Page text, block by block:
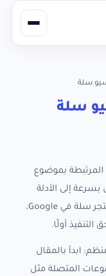
سلة
سلة
تجمع هذه الصفحة كل مقالات RankX SEO المرتبطة بموضوع
إلى الأدلة
العملية التي تساعدك على تحسين ظهور متجر سلة في Google،
أولًا.
ابدأ بالمقال
المتصلة مثل